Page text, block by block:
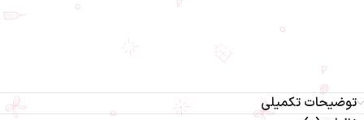
پرس-بایترون-لوازم خانگی برقی-لوازم خانگی-نظافت و شستشو
اتو پرس بایترون مدل BSI-400
توضیحات تکمیلی